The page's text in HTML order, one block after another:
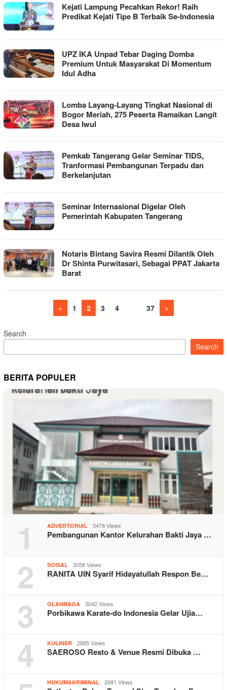
Kejati Lampung Pecahkan Rekor! Raih
Predikat Kejati Tipe B Terbaik Se-Indonesia
UPZ IKA Unpad Tebar Daging Domba
Premium Untuk Masyarakat Di Momentum
Idul Adha
Lomba Layang-Layang Tingkat Nasional di
Bogor Meriah, 275 Peserta Ramaikan Langit
Desa Iwul
Pemkab Tangerang Gelar Seminar TIDS,
Tranformasi Pembangunan Terpadu dan
Berkelanjutan
Seminar Internasional Digelar Oleh
Pemerintah Kabupaten Tangerang
Notaris Bintang Savira Resmi Dilantik Oleh
Dr Shinta Purwitasari, Sebagai PPAT Jakarta
Barat
« 1 2 3 4 37 »
Search
Search
BERITA POPULER
1 ADVERTORIAL 5478 Views
Pembangunan Kantor Kelurahan Bakti Jaya …
2 SOSIAL 3058 Views
RANITA UIN Syarif Hidayatullah Respon Be…
3 OLAHRAGA 3042 Views
Porbikawa Karate-do Indonesia Gelar Ujia…
4 KULINER 2885 Views
SAEROSO Resto & Venue Resmi Dibuka …
HUKUM&KRIMINAL 2681 Views